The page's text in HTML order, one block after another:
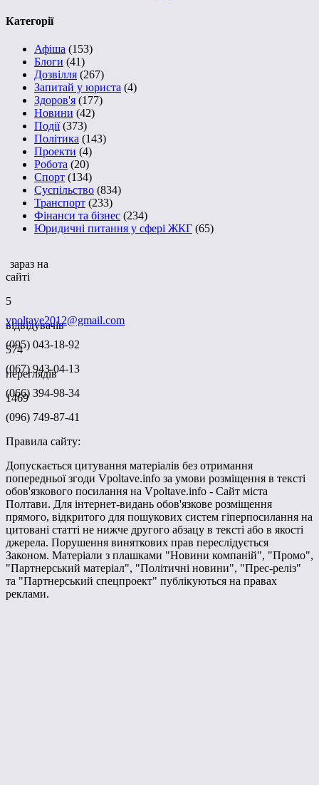
Категорії
Афіша (153)
Блоги (41)
Дозвілля (267)
Запитай у юриста (4)
Здоров'я (177)
Новини (42)
Події(373)
Політика (143)
Проекти (4)
Робота (20)
Спорт (134)
Суспільство (834)
Транспорт (233)
Фінанси та бізнес (234)
Юридичні питання у сфері ЖКГ (65)
зараз на
сайті
5
відвідувачів
574
переглядів
1469
vpoltave2012@gmail.com
(095) 043-18-92
(067) 943-04-13
(066) 394-98-34
(096) 749-87-41
Правила сайту:
Допускається цитування матеріалів без отримання
попередньої згоди Vpoltave.info за умови розміщення в тексті
обов'язкового посилання на Vpoltave.info - Сайт міста
Полтави. Для інтернет-видань обов'язкове розміщення
прямого, відкритого для пошукових систем гіперпосилання на
цитовані статті не нижче другого абзацу в тексті або в якості
джерела. Порушення виняткових прав переслідується
Законом. Матеріали з плашками "Новини компаній", "Промо",
"Партнерський матеріал", "Політичні новини", "Прес-реліз"
та "Партнерський спецпроект" публікуються на правах
реклами.